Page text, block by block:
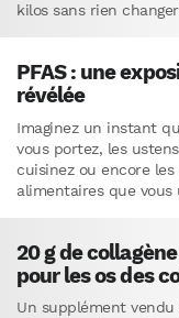
kilos sans rien
PFAS : une
révélée
Imaginez un instant
vous portez, les
cuisinez ou encore les
alimentaires que
20 g de
pour les os des
Un supplément